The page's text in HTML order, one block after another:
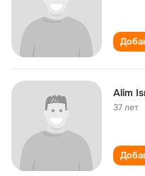
Alim
37 лет